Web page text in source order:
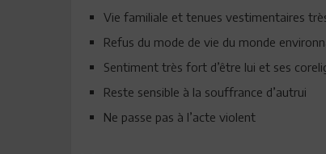
Vie familiale et tenues vestimentaires
Refus du mode de vie du monde
Sentiment très fort d’être lui et ses
Reste sensible à la souffrance d’autrui
Ne passe pas à l’acte violent